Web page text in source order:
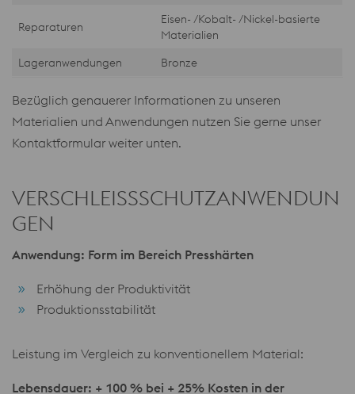
Reparaturen
Eisen- /Kobalt- /Nickel-basierte
Materialien
Lageranwendungen
Bronze
Bezüglich genauerer Informationen zu unseren
Materialien und Anwendungen nutzen Sie gerne unser
Kontaktformular weiter unten.
VERSCHLEISSSCHUTZANWENDUN
GEN
Anwendung: Form im Bereich Presshärten
Erhöhung der Produktivität
Produktionsstabilität
Leistung im Vergleich zu konventionellem Material:
Lebensdauer: + 100 % bei + 25% Kosten in der